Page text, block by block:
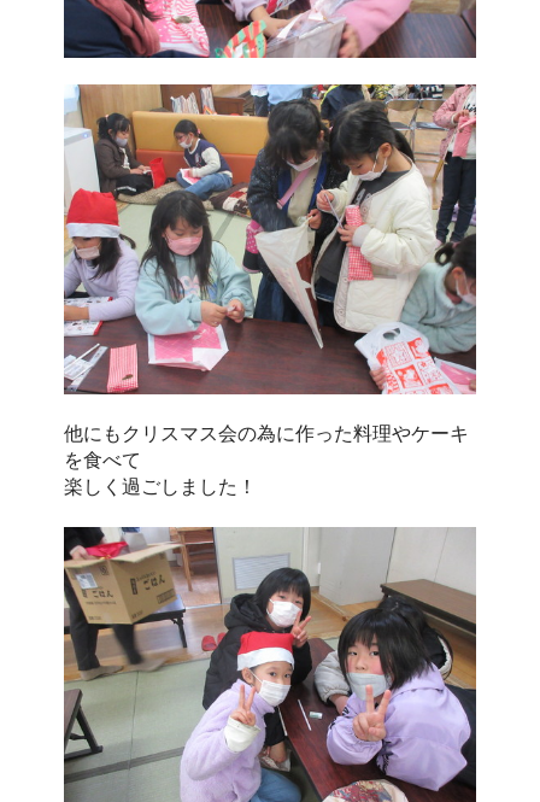
他にもクリスマス会の為に作った料理やケーキ
を食べて
楽しく過ごしました！